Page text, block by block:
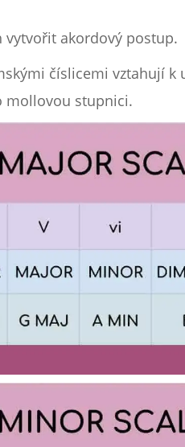
vytvořit akordový postup.
číslicemi vztahují k
mollovou stupnici.